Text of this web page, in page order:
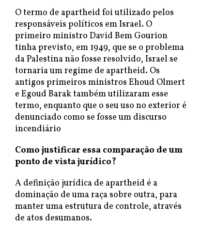
O termo de apartheid foi utilizado pelos
responsáveis políticos em Israel. O
primeiro ministro David Bem Gourion
tinha previsto, em 1949, que se o problema
da Palestina não fosse resolvido, Israel se
tornaria um regime de apartheid. Os
antigos primeiros ministros Ehoud Olmert
e Egoud Barak também utilizaram esse
termo, enquanto que o seu uso no exterior é
denunciado como se fosse um discurso
incendiário
Como justificar essa comparação de um
ponto de vista jurídico?
A definição jurídica de apartheid é a
dominação de uma raça sobre outra, para
manter uma estrutura de controle, através
de atos desumanos.